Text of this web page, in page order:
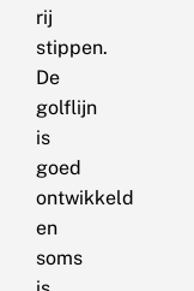
rij
stippen.
De
golflijn
is
goed
ontwikkeld
en
soms